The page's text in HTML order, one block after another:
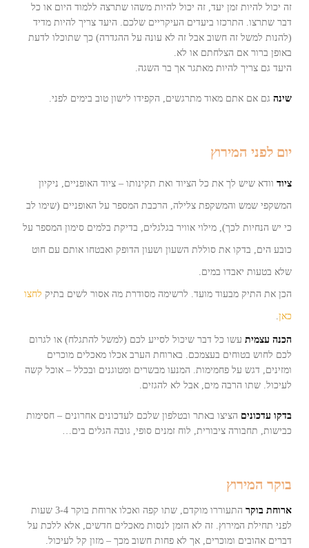
זה יכול להיות זמן יעד, זה יכול להיות משהו שתרצה ללמוד היום או כל
דבר שתרצו. התרכזו ביעדים העיקריים שלכם. היעד צריך להיות מדיד
(להנות למשל זה חשוב אבל זה לא עונה על ההגדרה) כך שתוכלו לדעת
באופן ברור אם הצלחתם או לא.
היעד גם צריך להיות מאתגר אך בר השגה.
שינה גם אם אתם מאוד מתרגשים, הקפידו לישון טוב בימים לפני.
יום לפני המירוץ
ציוד וודא שיש לך את כל הציוד ואת תקינותו – ציוד האופניים, ניקיון
המשקפי שמש והמשקפת צלילה, הרכבת המספר על האופניים (שימו לב
כי יש הנחיות לכך), מילוי אוויר בגלגלים, בדיקת בלמים סימון המספר על
כובע הים, בדקו את סוללת השעון ושעון הדופק ואבטחו אותם עם חוט
שלא בטעות יאבדו במים.
הכן את התיק מבעוד מועד. לרשימה מסודרת מה אסור לשים בתיק לחצו
כאן
הכנה עצמית עשו כל דבר שיכול לסייע לכם (למשל להתגלח) או לגרום
לכם לחוש בטוחים בעצמכם. בארוחת הערב אכלו מאכלים מוכרים
ומזינים, דגש על פחמימות. המנעו מבשרים ומטוגנים ובכלל – אוכל קשה
לעיכול. שתו הרבה מים, אבל לא להגזים.
בדקו עדכונים הציצו באתר ובטלפון שלכם לעדכונים אחרונים – חסימות
כבישות, תחבורה ציבורית, לוח זמנים סופי, גובה הגלים בים…
בוקר המירוץ
ארוחת בוקר
התעוררו מוקדם, שתו קפה ואכלו ארוחת בוקר 3-4 שעות
לפני תחילת המירוץ. זה לא הזמן לנסות מאכלים חדשים, אלא ללכת על
דברים אהובים ומוכרים, אך לא פחות חשוב מכך – מזון קל לעיכול.